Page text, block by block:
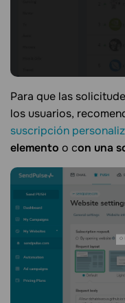
Para que las
los usuarios,
suscripción
elemento o con una